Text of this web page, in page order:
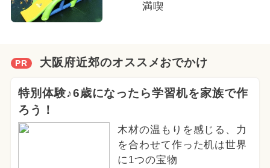
満喫
PR 大阪府近郊のオススメおでかけ
特別体験♪6歳になったら学習机を家族で作
ろう！
木材の温もりを感じる、力
を合わせて作った机は世界
に1つの宝物